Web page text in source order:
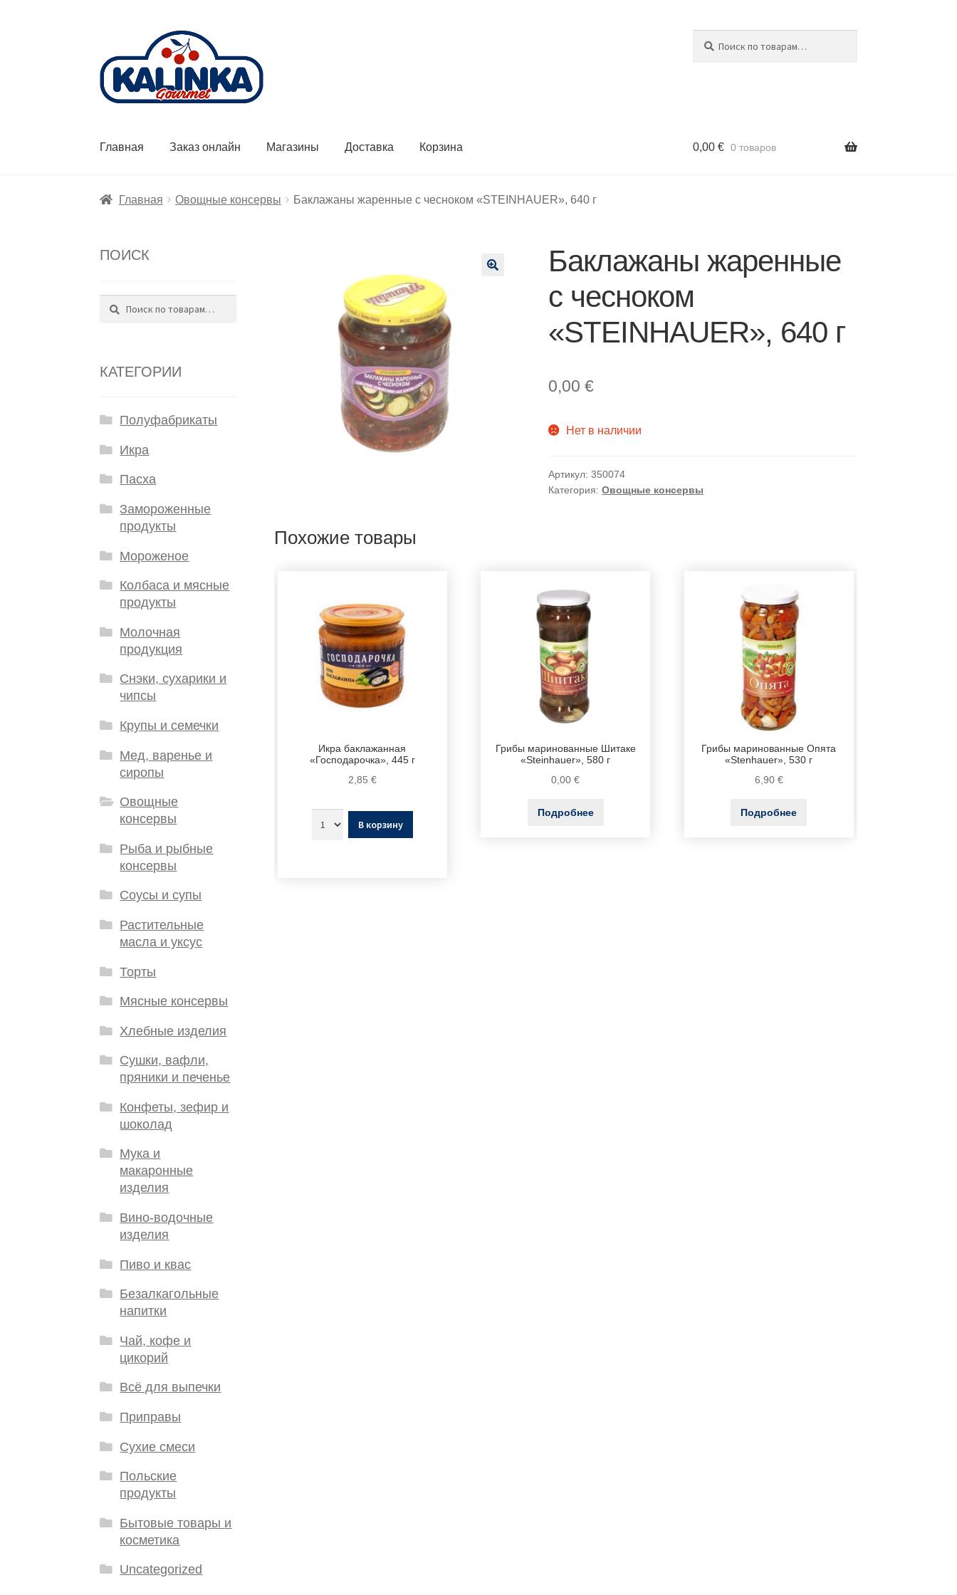
навигации
содержимому
Главная Заказ онлайн Магазины Доставка Корзина 0,00 € 0 товаров
Главная Овощные консервы Баклажаны жаренные с чесноком «STEINHAUER», 640 г
Баклажаны жаренные
с чесноком
«STEINHAUER», 640 г
0,00€
Нет в наличии
Артикул:350074
Категория:Овощные консервы
Похожие товары
Икра баклажанная
«Господарочка», 445 г
2,85 €
В корзину
Грибы маринованные Шитаке
«Steinhauer», 580 г
0,00€
Подробнее
Грибы маринованные Опята
«Stenhauer», 530 г
6,90 €
Подробнее
ПОИСК
Искать:
Поиск
КАТЕГОРИИ
Полуфабрикаты
Икра
Пасха
Замороженные
продукты
Мороженое
Колбаса и мясные
продукты
Молочная
продукция
Снэки, сухарики и
чипсы
Крупы и семечки
Мед, варенье и
сиропы
Овощные
консервы
Рыба и рыбные
консервы
Соусы и супы
Растительные
масла и уксус
Торты
Мясные консервы
Хлебные изделия
Сушки, вафли,
пряники и печенье
Конфеты, зефир и
шоколад
Мука и
макаронные
изделия
Вино-водочные
изделия
Пиво и квас
Безалкагольные
напитки
Чай, кофе и
цикорий
Всё для выпечки
Приправы
Сухие смеси
Польские
продукты
Бытовые товары и
косметика
Uncategorized